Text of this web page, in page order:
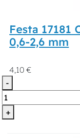
Festa 17181
0,6-2,6 mm
4,10 €
-
+